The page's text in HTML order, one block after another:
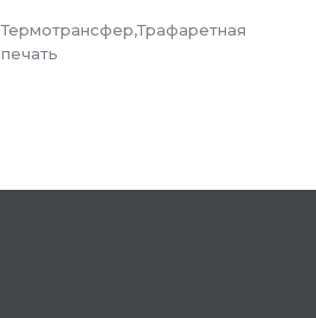
Термотрансфер,Трафаретная
печать